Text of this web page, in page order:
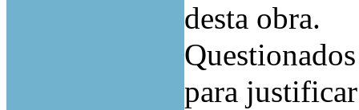
desta obra.
para